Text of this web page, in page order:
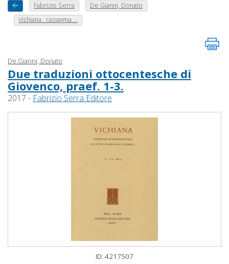
Fabrizio Serra
De Gianni, Donato
Vichiana : rassegna ...
De Gianni, Donato
Due traduzioni ottocentesche di
Giovenco, praef. 1-3.
2017 - Fabrizio Serra Editore
ID: 4217507